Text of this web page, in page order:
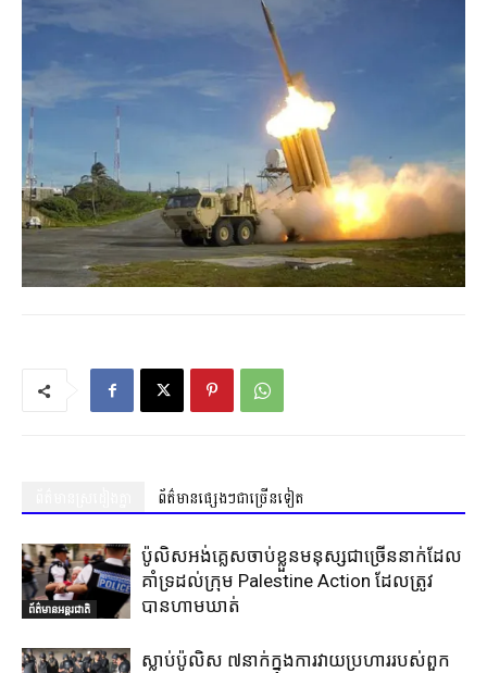
ព័ត៌មានផ្សេងៗជាច្រើនទៀត
ព័ត៌មានអន្តរជាតិ
ប៉ូលិសអង់គ្លេសចាប់ខ្លួនមនុស្សជាច្រើននាក់ដែល
គាំទ្រដល់ក្រុម Palestine Action ដែលត្រូវ
បានហាមឃាត់
ស្លាប់ប៉ូលិស ៧នាក់ក្នុងការវាយប្រហាររបស់ពួក